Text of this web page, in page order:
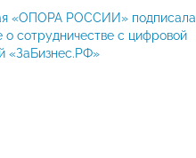
«ОПОРА РОССИИ» подписала
о сотрудничестве с цифровой
«ЗаБизнес.РФ»